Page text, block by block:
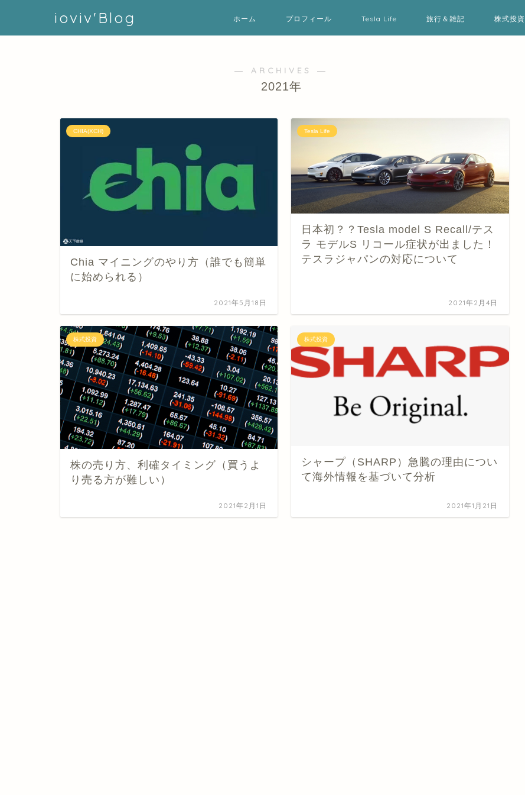
ioviv'Blog ホーム プロフィール Tesla Life 旅行＆雑記 株式投資
― ARCHIVES ―
2021年
CHIA(XCH)
Chia マイニングのやり方（誰でも簡単
に始められる）
2021年5月18日
Tesla Life
日本初？？Tesla model S Recall/テス
ラ モデルS リコール症状が出ました！
テスラジャパンの対応について
2021年2月4日
株式投資
株の売り方、利確タイミング（買うよ
り売る方が難しい）
2021年2月1日
株式投資
シャープ（SHARP）急騰の理由につい
て海外情報を基づいて分析
2021年1月21日